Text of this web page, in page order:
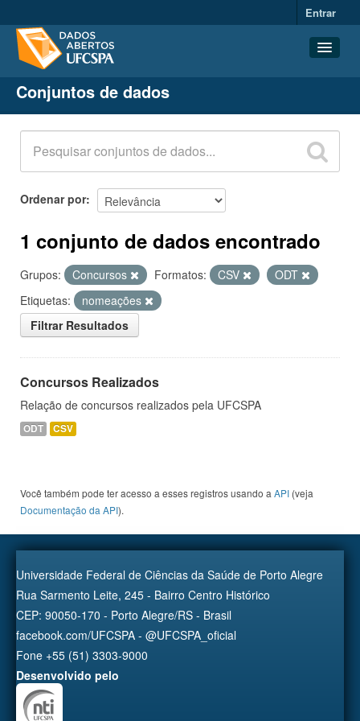
Entrar
Conjuntos de dados
Organizações
Grupos
Sobre
Conjuntos de dados
Ordenar por
1 conjunto de dados encontrado
Grupos: Concursos Formatos: CSV
ODT
Etiquetas:
nomeações
Filtrar Resultados
Concursos Realizados
Relação de concursos realizados pela UFCSPA
ODT CSV
Você também pode ter acesso a esses registros usando a API (veja
Documentação da API).
Universidade Federal de Ciências da Saúde de Porto Alegre
Rua Sarmento Leite, 245 - Bairro Centro Histórico
CEP: 90050-170 - Porto Alegre/RS - Brasil
facebook.com/UFCSPA - @UFCSPA_oficial
Fone +55 (51) 3303-9000
Desenvolvido pelo